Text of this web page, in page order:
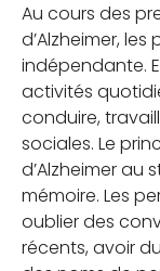
Au cours des
d’Alzheimer,
indépendante.
activités
conduire,
sociales. Le
d’Alzheimer au
mémoire. Les
oublier des
récents, avoir